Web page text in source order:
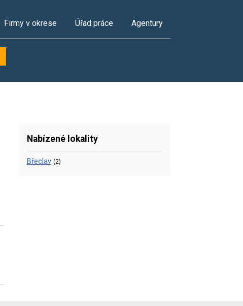
Firmy v okrese Úřad práce Agentury
Nabízené lokality
Břeclav (2)